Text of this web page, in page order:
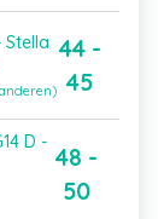
Stella 44 -
45
D -
48 -
50